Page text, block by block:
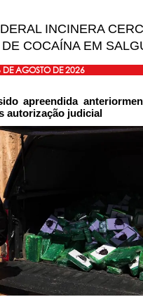
INCINERA
COCAÍNA EM
DE AGOSTO DE 2026
apreendida
autorização judicial